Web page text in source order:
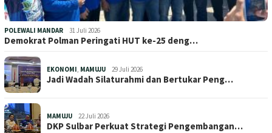
POLEWALI MANDAR 31 Juli 2026
Demokrat Polman Peringati HUT ke-25 deng…
EKONOMI, MAMUJU 29 Juli 2026
Jadi Wadah Silaturahmi dan Bertukar Peng…
MAMUJU 22 Juli 2026
DKP Sulbar Perkuat Strategi Pengembangan…